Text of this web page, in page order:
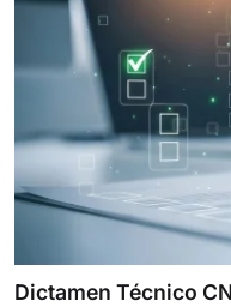
Dictamen Técnico